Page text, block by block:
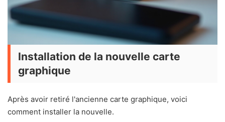
Installation de la nouvelle carte
graphique
Après avoir retiré l'ancienne carte graphique, voici
comment installer la nouvelle.